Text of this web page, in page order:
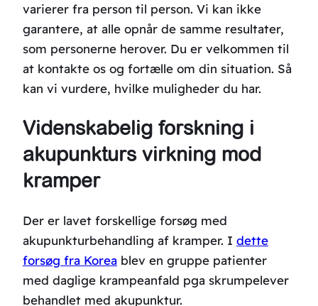
varierer fra person til person. Vi kan ikke
garantere, at alle opnår de samme resultater,
som personerne herover. Du er velkommen til
at kontakte os og fortælle om din situation. Så
kan vi vurdere, hvilke muligheder du har.
Videnskabelig forskning i
akupunkturs virkning mod
kramper
Der er lavet forskellige forsøg med
akupunkturbehandling af kramper. I dette
forsøg fra Korea blev en gruppe patienter
med daglige krampeanfald pga skrumpelever
behandlet med akupunktur.